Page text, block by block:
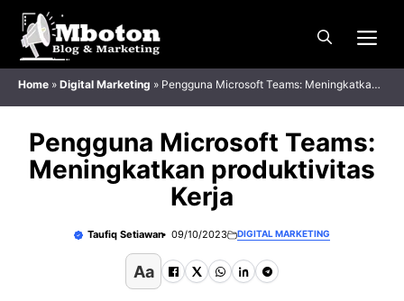
Langsung
Home » Digital Marketing » Pengguna Microsoft Teams: Meningkatkan
produktivitas Kerja
Pengguna Microsoft Teams:
Meningkatkan produktivitas
Kerja
Taufiq Setiawan 09/10/2023 DIGITAL MARKETING
Aa